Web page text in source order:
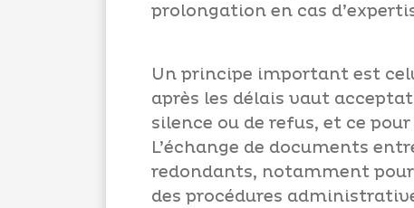
prolongation en cas
Un principe important est
après les délais vaut
silence ou de refus, et ce
L’échange de documents
redondants, notamment
des procédures